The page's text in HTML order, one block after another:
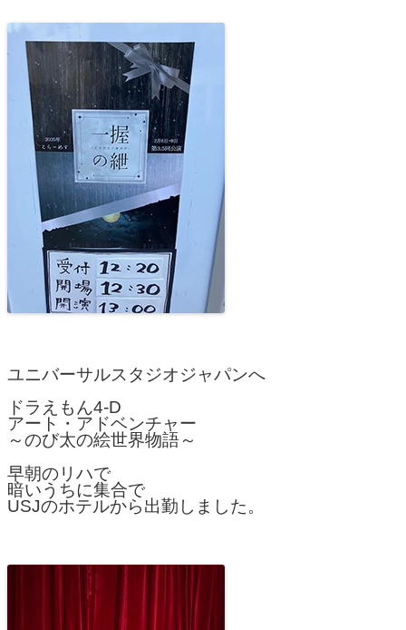
ユニバーサルスタジオジャパンへ
ドラえもん4-D
アート・アドベンチャー
～のび太の絵世界物語～
早朝のリハで
暗いうちに集合で
USJのホテルから出勤しました。